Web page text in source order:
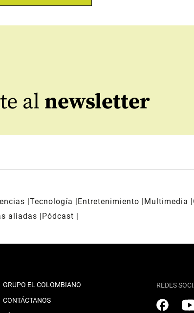
al newsletter
Tecnología Entretenimiento Multimedia
aliadas
Pódcast
GRUPO EL COLOMBIANO
CONTÁCTANOS
REDES